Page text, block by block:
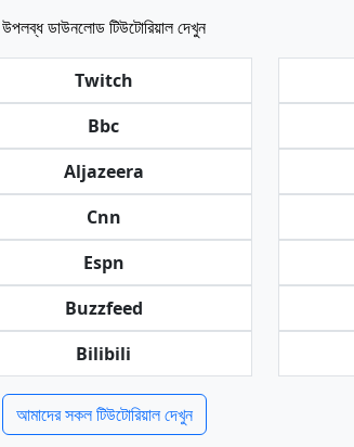
উপলব্ধ ডাউনলোড টিউটোরিয়াল দেখুন
Twitch
Bbc
Aljazeera
Cnn
Espn
Buzzfeed
Bilibili
আমাদের সকল টিউটোরিয়াল দেখুন